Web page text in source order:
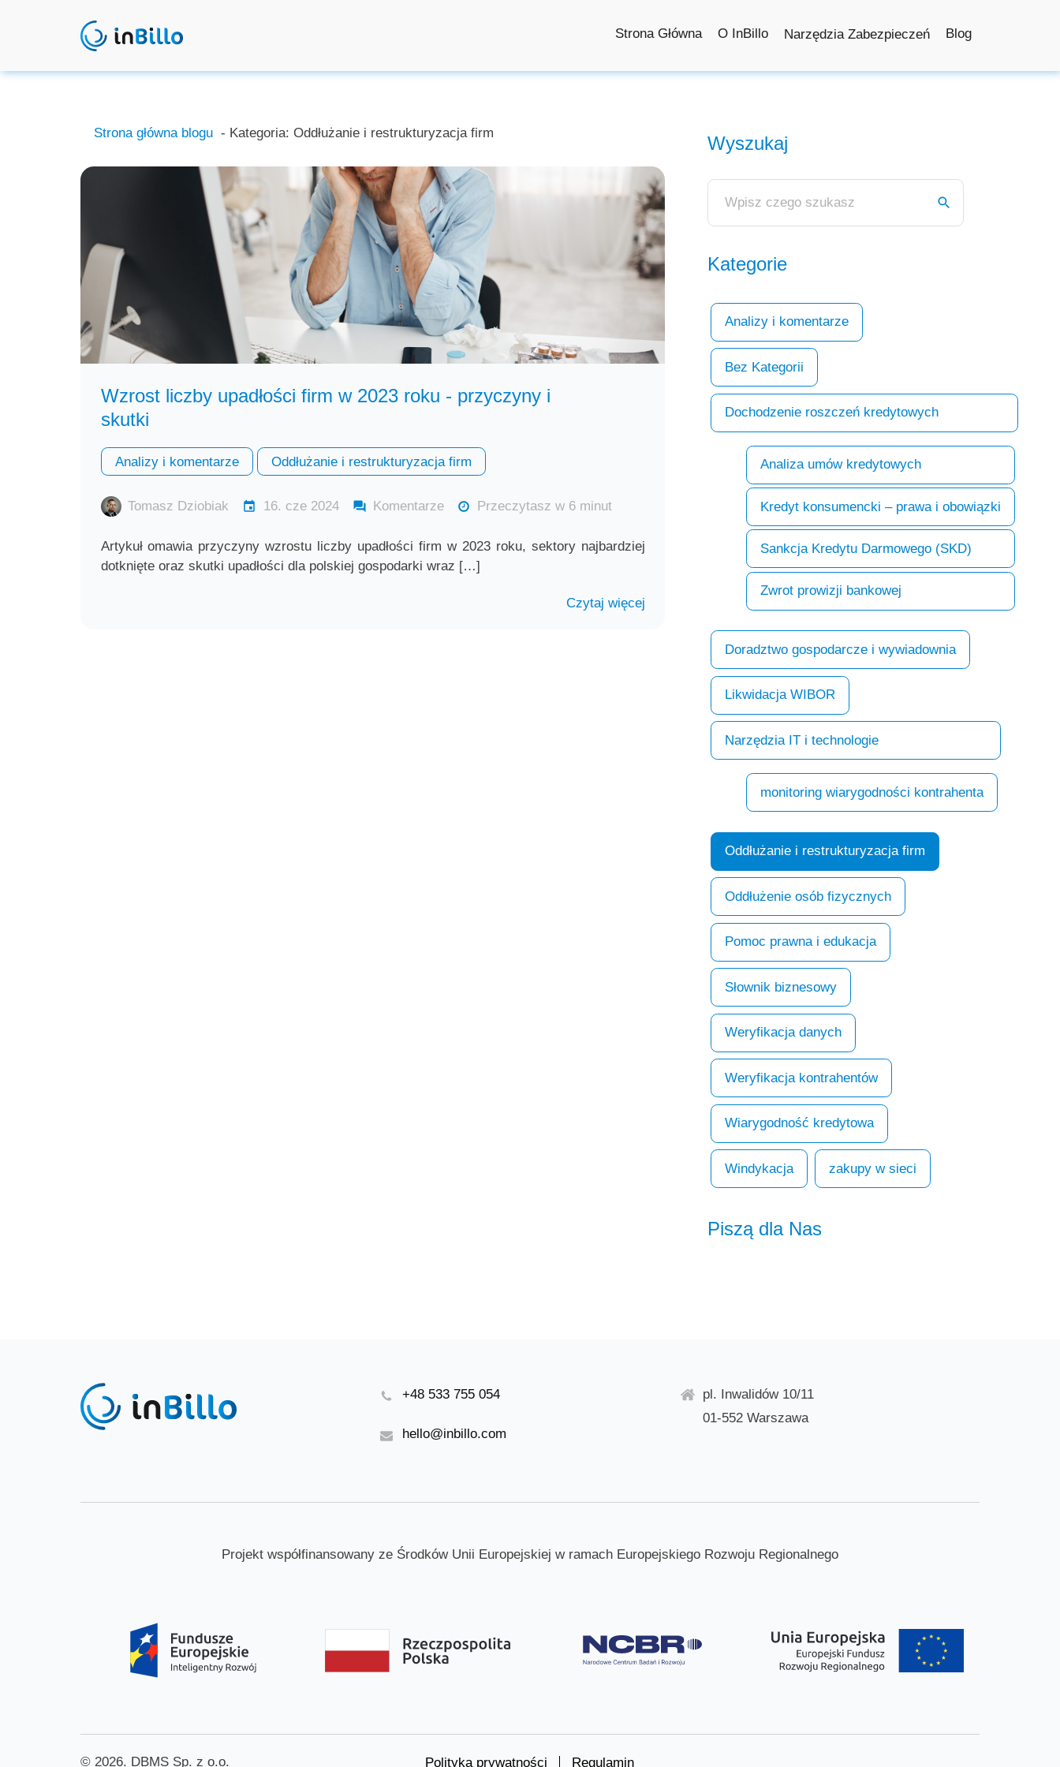
Strona Główna O InBillo Narzędzia Zabezpieczeń Blog
Strona główna blogu - Kategoria: Oddłużanie i restrukturyzacja firm
Wzrost liczby upadłości firm w 2023 roku - przyczyny i
skutki
Analizy i komentarze Oddłużanie i restrukturyzacja firm
Tomasz Dziobiak 16. cze 2024 Komentarze Przeczytasz w 6 minut
Artykuł omawia przyczyny wzrostu liczby upadłości firm w 2023 roku, sektory najbardziej
dotknięte oraz skutki upadłości dla polskiej gospodarki wraz […]
Czytaj więcej
Wyszukaj
Kategorie
Analizy i komentarze
Bez Kategorii
Dochodzenie roszczeń kredytowych
Analiza umów kredytowych
Kredyt konsumencki – prawa i obowiązki
Sankcja Kredytu Darmowego (SKD)
Zwrot prowizji bankowej
Doradztwo gospodarcze i wywiadownia
Likwidacja WIBOR
Narzędzia IT i technologie
monitoring wiarygodności kontrahenta
Oddłużanie i restrukturyzacja firm
Oddłużenie osób fizycznych
Pomoc prawna i edukacja
Słownik biznesowy
Weryfikacja danych
Weryfikacja kontrahentów
Wiarygodność kredytowa
Windykacja zakupy w sieci
Piszą dla Nas
+48 533 755 054
hello@inbillo.com
pl. Inwalidów 10/11
01-552 Warszawa
Projekt współfinansowany ze Środków Unii Europejskiej w ramach Europejskiego Rozwoju Regionalnego
© 2026. DBMS Sp. z o.o. Polityka prywatności Regulamin